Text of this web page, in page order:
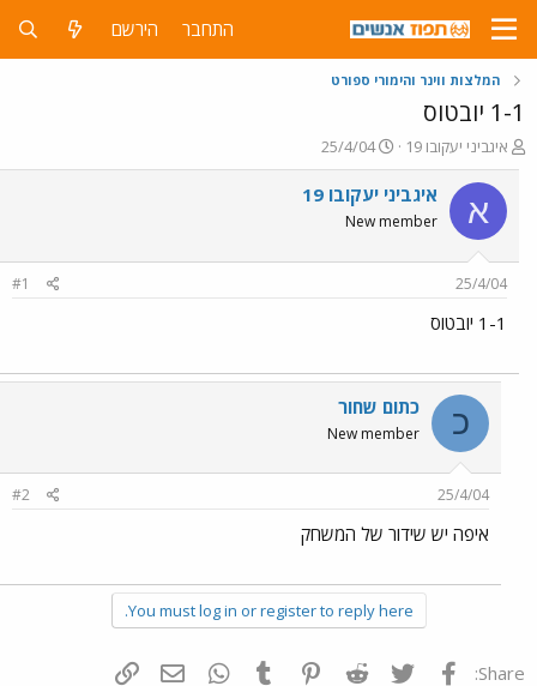
התחבר הירשם
המלצות ווינר והימורי ספורט
1-1 יובטוס
פ
ו
ת
ח
ה
ש
א
איגביני יעקובו 19
פ
ו
ר
ם
25/4/04
א איגביני יעקובו 19
New member
25/4/04
#1
1-1 יובטוס
כ כתום שחור
New member
25/4/04
#2
איפה יש שידור של המשחק
You must log in or register to reply here.
Share: פייסבוק Twitter
Reddit
Pinterest
Tumblr
WhatsAppדואר אלקטרוני